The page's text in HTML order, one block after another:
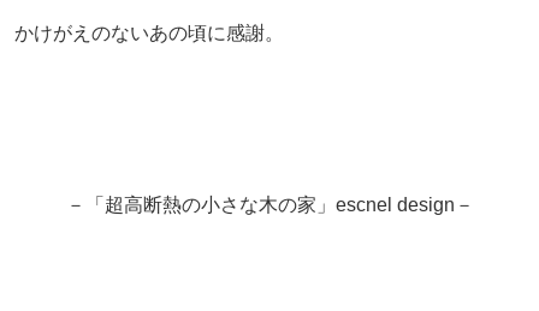
かけがえのないあの頃に感謝。
－「超高断熱の小さな木の家」escnel design－